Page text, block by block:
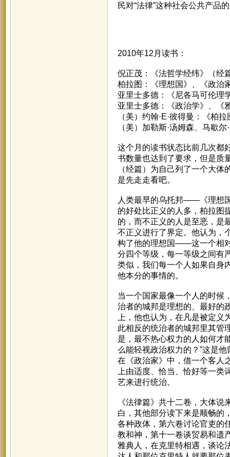
民对“法律”这种社会公共产品
2010年12月读书：
倪正茂：《法哲学经纬》（经
柏拉图：《理想国》、《政治
亚里士多德：《尼各马可伦理
亚里士多德：《政治学》、《
（美）约翰·E·彼得曼：《柏拉
（美）加勒斯·汤姆森、马歇
这个月的读书状态比前几次都
书数量也达到了要求，但是质
（经篇）为自己列了一个大
是先走走看吧。
人类最早的乌托邦——《理想
的好处比正义的人多，柏拉图
的，而不正义的人是至恶，是
不正义进行了界定。他认为，
构了他的理想国——这一个相
分四个等级，每一等级之间有
类似，我们每一个人如果自身
他本分的事情的。
当一个国家最像一个人的时候
治者的城邦是理想的、最好的
上，他也认为，在凡是被定
此相反的统治者的城邦里其管
是，最不热心权力的人如何才
么能轻视政治权力的？”这是
在《政治家》中，借一个客人
上由适度、恰当、恰好等一类
艺来进行统治。
《法律篇》共十二卷，大体
白，其他部分读下来是顺畅的
各种政体，第六卷讨论官吏的
教和神，第十一卷谈贸易和遗
雅典人，在克里特相遇，谈论